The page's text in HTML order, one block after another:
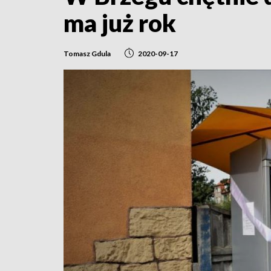
ma już rok
Tomasz Gdula 2020-09-17